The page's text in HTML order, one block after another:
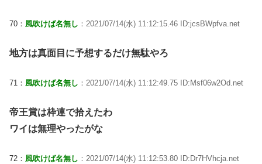
70： 風吹けば名無し ：2021/07/14(水) 11:12:15.46 ID:jcsBWpfva.net
地方は真面目に予想するだけ無駄やろ
71： 風吹けば名無し ：2021/07/14(水) 11:12:49.75 ID:Msf06w2Od.net
帝王賞は枠連で拾えたわ
ワイは無理やったがな
72： 風吹けば名無し ：2021/07/14(水) 11:12:53.80 ID:Dr7HVhcja.net